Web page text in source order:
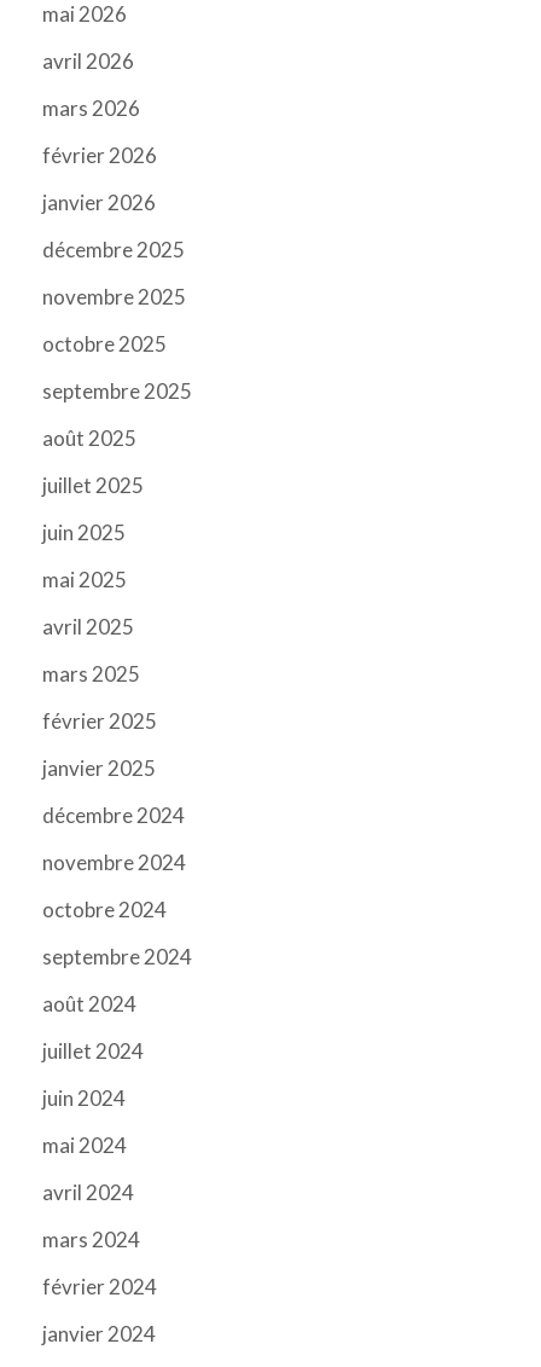
mai 2026
avril 2026
mars 2026
février 2026
janvier 2026
décembre 2025
novembre 2025
octobre 2025
septembre 2025
août 2025
juillet 2025
juin 2025
mai 2025
avril 2025
mars 2025
février 2025
janvier 2025
décembre 2024
novembre 2024
octobre 2024
septembre 2024
août 2024
juillet 2024
juin 2024
mai 2024
avril 2024
mars 2024
février 2024
janvier 2024